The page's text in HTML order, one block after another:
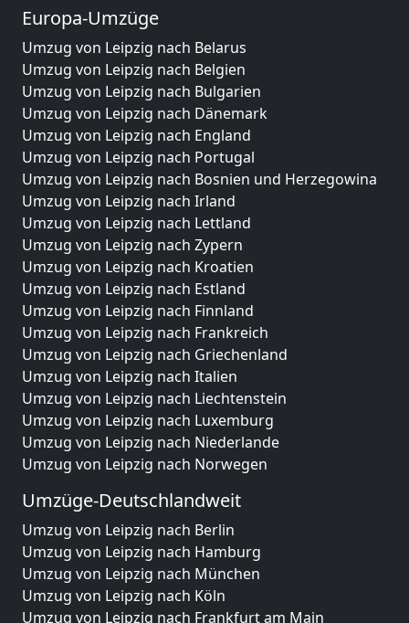
Europa-Umzüge
Umzug von Leipzig nach Belarus
Umzug von Leipzig nach Belgien
Umzug von Leipzig nach Bulgarien
Umzug von Leipzig nach Dänemark
Umzug von Leipzig nach England
Umzug von Leipzig nach Portugal
Umzug von Leipzig nach Bosnien und Herzegowina
Umzug von Leipzig nach Irland
Umzug von Leipzig nach Lettland
Umzug von Leipzig nach Zypern
Umzug von Leipzig nach Kroatien
Umzug von Leipzig nach Estland
Umzug von Leipzig nach Finnland
Umzug von Leipzig nach Frankreich
Umzug von Leipzig nach Griechenland
Umzug von Leipzig nach Italien
Umzug von Leipzig nach Liechtenstein
Umzug von Leipzig nach Luxemburg
Umzug von Leipzig nach Niederlande
Umzug von Leipzig nach Norwegen
Umzüge-Deutschlandweit
Umzug von Leipzig nach Berlin
Umzug von Leipzig nach Hamburg
Umzug von Leipzig nach München
Umzug von Leipzig nach Köln
Umzug von Leipzig nach Frankfurt am Main